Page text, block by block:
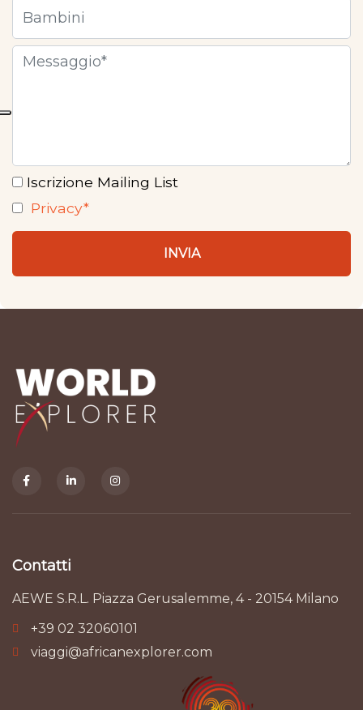
Iscrizione Mailing List
Privacy*
INVIA
Contatti
AEWE S.R.L. Piazza Gerusalemme, 4 - 20154 Milano
+39 02 32060101
viaggi@africanexplorer.com